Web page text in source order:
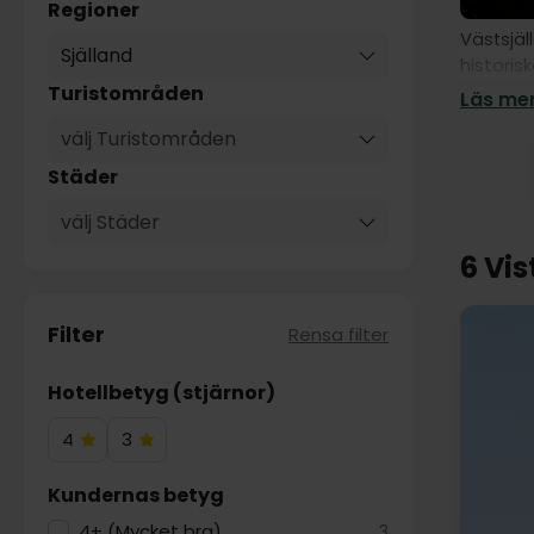
Regioner
Själland
Turistområden
välj Turistområden
Städer
välj Städer
Filter Rensa filter
Hotellbetyg (stjärnor)
4
4
3
3
Kundernas betyg
och har
En av
är känd
en av
Läs
6